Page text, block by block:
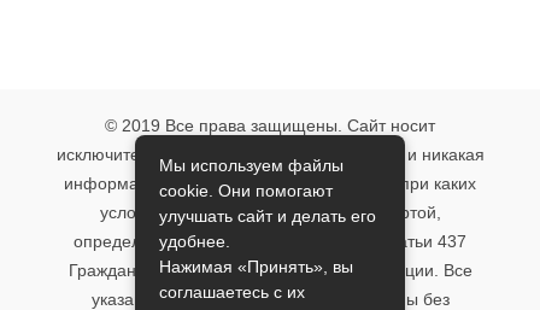
© 2019 Все права защищены. Сайт носит
исключительно информационный характер и никакая
информация, опубликованная на нём, ни при каких
условиях не является публичной офертой,
определяемой положениями пункта 2 статьи 437
Гражданского кодекса Российской Федерации. Все
указанные условия могут быть изменены без
Мы используем файлы
cookie. Они помогают
улучшать сайт и делать его
удобнее.
Нажимая «Принять», вы
соглашаетесь с их